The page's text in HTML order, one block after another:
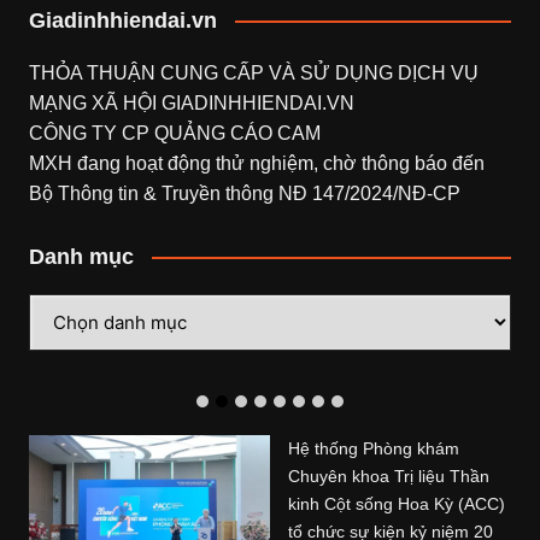
Giadinhhiendai.vn
THỎA THUẬN CUNG CẤP VÀ SỬ DỤNG DỊCH VỤ
MẠNG XÃ HỘI GIADINHHIENDAI.VN
CÔNG TY CP QUẢNG CÁO CAM
MXH đang hoạt động thử nghiệm, chờ thông báo đến
Bộ Thông tin & Truyền thông NĐ 147/2024/NĐ-CP
Danh mục
mục
Hệ thống Phòng khám
Chuyên khoa Trị liệu Thần
kinh Cột sống Hoa Kỳ (ACC)
tổ chức sự kiện kỷ niệm 20